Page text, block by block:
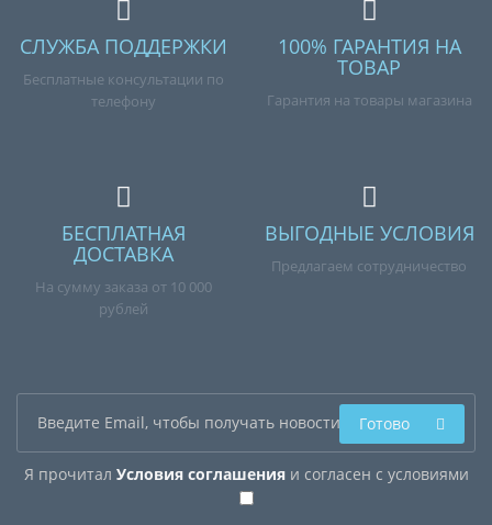
СЛУЖБА ПОДДЕРЖКИ
Бесплатные консультации по
телефону
100% ГАРАНТИЯ НА
ТОВАР
Гарантия на товары магазина
БЕСПЛАТНАЯ
ДОСТАВКА
На сумму заказа от 10 000
рублей
ВЫГОДНЫЕ УСЛОВИЯ
Предлагаем сотрудничество
Я прочитал Условия соглашенияи согласен с условиями
Готово